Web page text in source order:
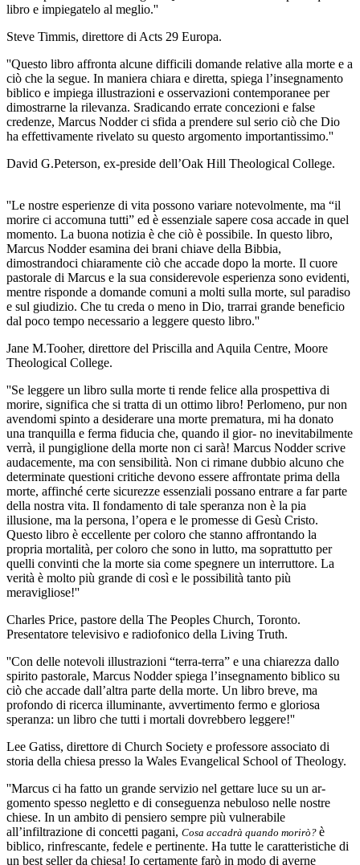
libro e impiegatelo al meglio.''
Steve Timmis, direttore di Acts 29 Europa.
''Questo libro affronta alcune difficili domande relative alla morte e a
ciò che la segue. In maniera chiara e diretta, spiega l’insegnamento
biblico e impiega illustrazioni e osservazioni contemporanee per
dimostrarne la rilevanza. Sradicando errate concezioni e false
credenze, Marcus Nodder ci sfida a prendere sul serio ciò che Dio
ha effettivamente rivelato su questo argomento importantissimo.''
David G.Peterson, ex-preside dell’Oak Hill Theological College.
''Le nostre esperienze di vita possono variare notevolmente, ma “il
morire ci accomuna tutti” ed è essenziale sapere cosa accade in quel
momento. La buona notizia è che ciò è possibile. In questo libro,
Marcus Nodder esamina dei brani chiave della Bibbia,
dimostrandoci chiaramente ciò che accade dopo la morte. Il cuore
pastorale di Marcus e la sua considerevole esperienza sono evidenti,
mentre risponde a domande comuni a molti sulla morte, sul paradiso
e sul giudizio. Che tu creda o meno in Dio, trarrai grande beneficio
dal poco tempo necessario a leggere questo libro.''
Jane M.Tooher, direttore del Priscilla and Aquila Centre, Moore
Theological College.
''Se leggere un libro sulla morte ti rende felice alla prospettiva di
morire, significa che si tratta di un ottimo libro! Perlomeno, pur non
avendomi spinto a desiderare una morte prematura, mi ha donato
una tranquilla e ferma fiducia che, quando il gior- no inevitabilmente
verrà, il pungiglione della morte non ci sarà! Marcus Nodder scrive
audacemente, ma con sensibilità. Non ci rimane dubbio alcuno che
determinate questioni critiche devono essere affrontate prima della
morte, affinché certe sicurezze essenziali possano entrare a far parte
della nostra vita. Il fondamento di tale speranza non è la pia
illusione, ma la persona, l’opera e le promesse di Gesù Cristo.
Questo libro è eccellente per coloro che stanno affrontando la
propria mortalità, per coloro che sono in lutto, ma soprattutto per
quelli convinti che la morte sia come spegnere un interruttore. La
verità è molto più grande di così e le possibilità tanto più
meravigliose!''
Charles Price, pastore della The Peoples Church, Toronto.
Presentatore televisivo e radiofonico della Living Truth.
''Con delle notevoli illustrazioni “terra-terra” e una chiarezza dallo
spirito pastorale, Marcus Nodder spiega l’insegnamento biblico su
ciò che accade dall’altra parte della morte. Un libro breve, ma
profondo di ricerca illuminante, avvertimento fermo e gloriosa
speranza: un libro che tutti i mortali dovrebbero leggere!''
Lee Gatiss, direttore di Church Society e professore associato di
storia della chiesa presso la Wales Evangelical School of Theology.
''Marcus ci ha fatto un grande servizio nel gettare luce su un ar-
gomento spesso negletto e di conseguenza nebuloso nelle nostre
chiese. In un ambito di pensiero sempre più vulnerabile
all’infiltrazione di concetti pagani, Cosa accadrà quando morirò? è
biblico, rinfrescante, fedele e pertinente. Ha tutte le caratteristiche di
un best seller da chiesa! Io certamente farò in modo di averne